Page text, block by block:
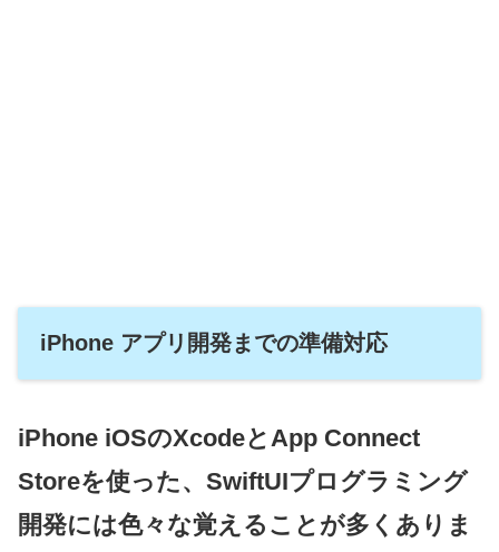
iPhone アプリ開発までの準備対応
iPhone iOSのXcodeとApp Connect
Storeを使った、SwiftUIプログラミング
開発には色々な覚えることが多くありま